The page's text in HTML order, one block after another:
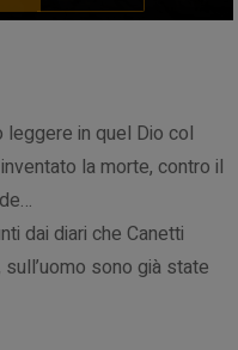
leggere in quel Dio col
la morte, contro il
dai diari che Canetti
sono già state